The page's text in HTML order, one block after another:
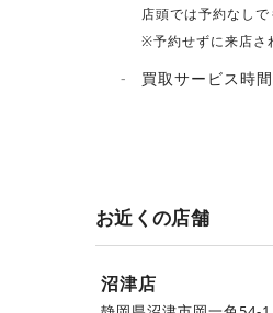
店頭では予約なし
※予約せずに来店さ
- 買取サービス時間
お近くの店舗
沼津店